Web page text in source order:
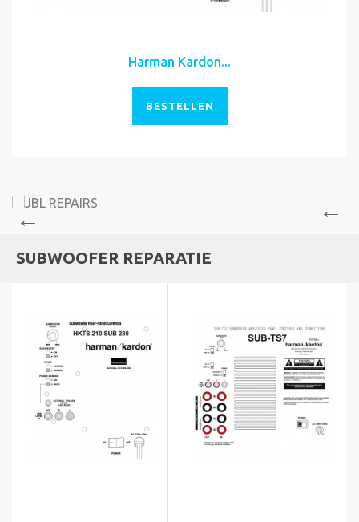
Harman Kardon...
BESTELLEN
SUBWOOFER REPARATIE